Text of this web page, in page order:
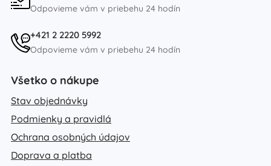
Odpovieme vám v priebehu 24 hodín
+421 2 2220 5992
Odpovieme vám v priebehu 24 hodín
Všetko o nákupe
Stav objednávky
Podmienky a pravidlá
Ochrana osobných údajov
Doprava a platba